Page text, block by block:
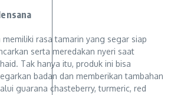
memiliki rasa tamarin yang segar siap
serta meredakan nyeri saat
Tak hanya itu, produk ini bisa
badan dan memberikan tambahan
guarana chasteberry, turmeric, red